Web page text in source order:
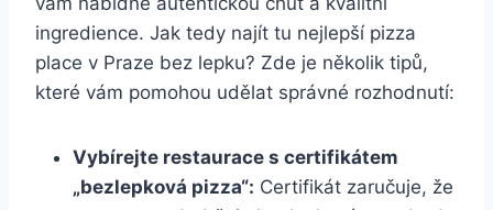
ingredience. Jak tedy najít tu nejlepší pizza
place v Praze bez lepku? Zde je několik tipů,
které vám pomohou udělat správné rozhodnutí:
Vybírejte restaurace s certifikátem
„bezlepková pizza“: Certifikát zaručuje, že